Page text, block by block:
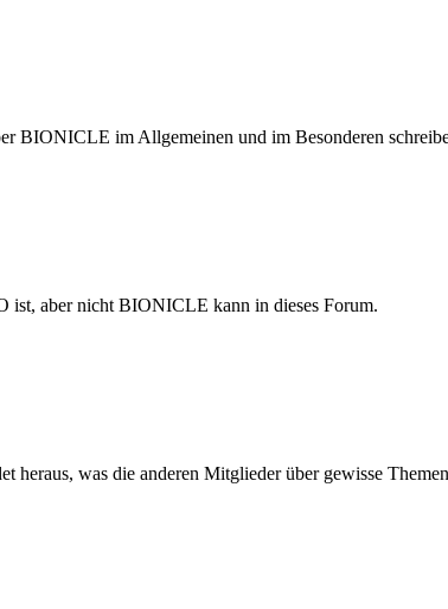
BIONICLE im Allgemeinen und im Besonderen
ist, aber nicht BIONICLE kann in dieses Forum.
heraus, was die anderen Mitglieder über gewisse